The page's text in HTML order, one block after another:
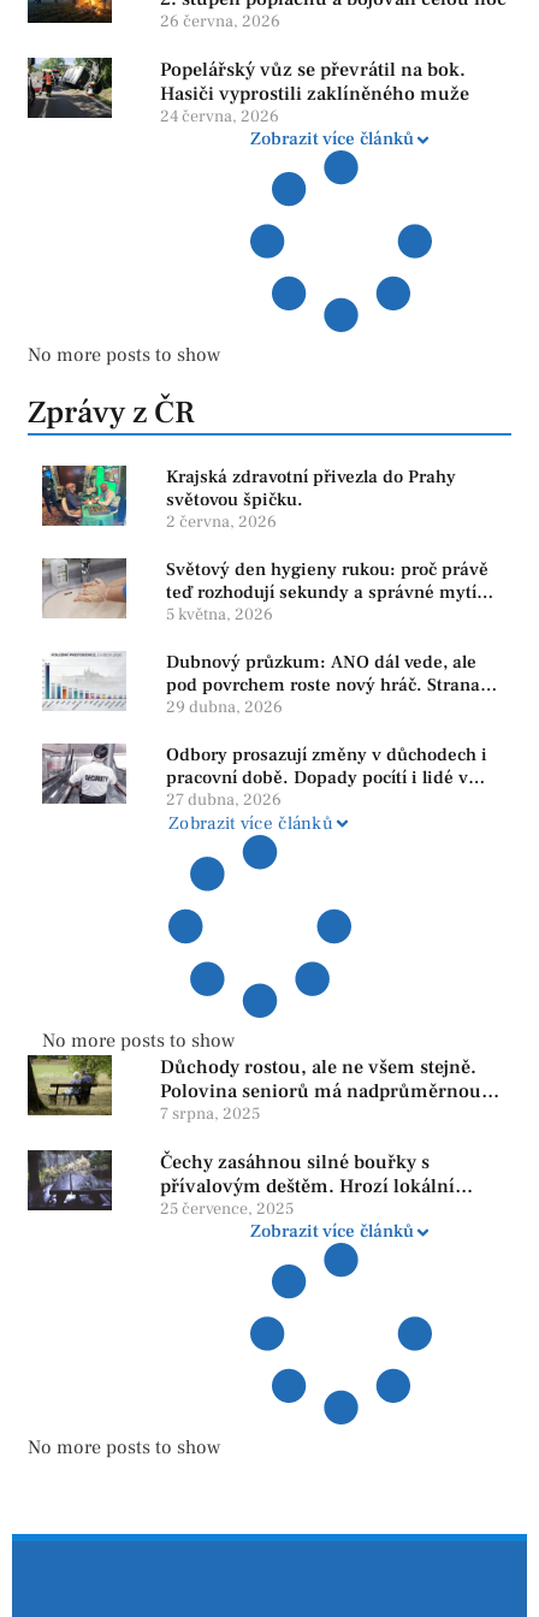
26 června, 2026
Popelářský vůz se převrátil na bok.
Hasiči vyprostili zaklíněného muže
24 června, 2026
Zobrazit více článků
No more posts to show
Zprávy z ČR
Krajská zdravotní přivezla do Prahy
světovou špičku.
2 června, 2026
Světový den hygieny rukou: proč právě
teď rozhodují sekundy a správné mytí
rukou
5 května, 2026
Dubnový průzkum: ANO dál vede, ale
pod povrchem roste nový hráč. Strana
PRO se drží nejvýš mezi menšími
29 dubna, 2026
Odbory prosazují změny v důchodech i
pracovní době. Dopady pocítí i lidé v
našem regionu
27 dubna, 2026
Zobrazit více článků
No more posts to show
Důchody rostou, ale ne všem stejně.
Polovina seniorů má nadprůměrnou
penzi, tisíce však žijí pod hranicí
reformy
7 srpna, 2025
Čechy zasáhnou silné bouřky s
přívalovým deštěm. Hrozí lokální
zatopení
25 července, 2025
Zobrazit více článků
No more posts to show